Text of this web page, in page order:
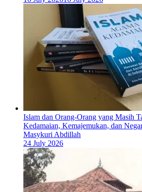
Islam dan Orang-Orang yang Masih
Kedamaian, Kemajemukan, dan
Masykuri Abdillah
24 July 2026